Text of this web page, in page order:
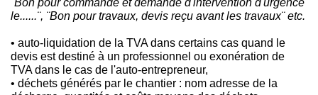
¨Bon pour commande et demande d'intervention d'urgence
le......¨, ¨Bon pour travaux, devis reçu avant les travaux¨ etc.
• auto-liquidation de la TVA dans certains cas quand le
devis est destiné à un professionnel ou exonération de
TVA dans le cas de l'auto-entrepreneur,
• déchets générés par le chantier : nom adresse de la